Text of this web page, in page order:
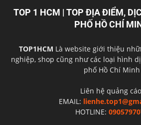
TOP 1 HCM | TOP ĐỊA ĐIỂM,
PHỐ HỒ CHÍ
TOP1HCM Là website giới thiệu
nghiệp, shop cũng như các loại hình
phố Hồ Chí Minh
Liên hệ quảng
EMAIL:
HOTLINE: